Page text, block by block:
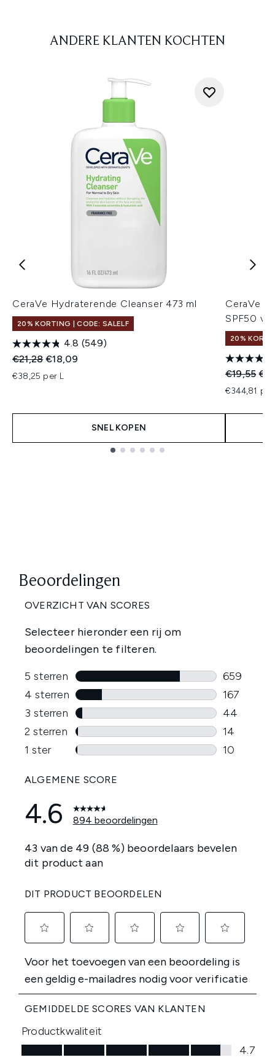
ANDERE KLANTEN KOCHTEN
CeraVe Hydraterende Cleanser 473 ml
20% KORTING | CODE: SALELF
4.8 (549)
Recommended Retail Price:
€21,28Huidige prijs:
€18,09
€38,25 per L
SNEL KOPEN
CeraVe
SPF50
20%
€19,55
€344,81